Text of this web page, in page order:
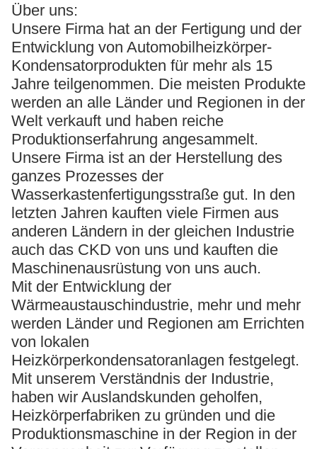
Über uns:
Unsere Firma hat an der Fertigung und der
Entwicklung von Automobilheizkörper-
Kondensatorprodukten für mehr als 15
Jahre teilgenommen. Die meisten Produkte
werden an alle Länder und Regionen in der
Welt verkauft und haben reiche
Produktionserfahrung angesammelt.
Unsere Firma ist an der Herstellung des
ganzes Prozesses der
Wasserkastenfertigungsstraße gut. In den
letzten Jahren kauften viele Firmen aus
anderen Ländern in der gleichen Industrie
auch das CKD von uns und kauften die
Maschinenausrüstung von uns auch.
Mit der Entwicklung der
Wärmeaustauschindustrie, mehr und mehr
werden Länder und Regionen am Errichten
von lokalen
Heizkörperkondensatoranlagen festgelegt.
Mit unserem Verständnis der Industrie,
haben wir Auslandskunden geholfen,
Heizkörperfabriken zu gründen und die
Produktionsmaschine in der Region in der